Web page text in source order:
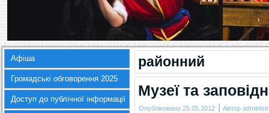
Афіша
Громадські обговорення 2025
Доступ до публічної інформації
районний
Музеї та
Опубліковано 25.05.2012 | Автор